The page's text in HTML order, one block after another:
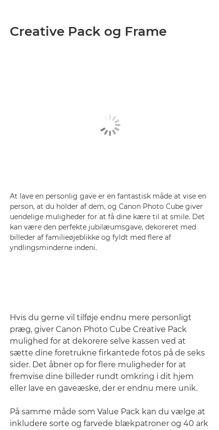
Creative Pack og Frame
At lave en personlig gave er en fantastisk måde at vise en
person, at du holder af dem, og Canon Photo Cube giver
uendelige muligheder for at få dine kære til at smile. Det
kan være den perfekte jubilæumsgave, dekoreret med
billeder af familieøjeblikke og fyldt med flere af
yndlingsminderne indeni.
Hvis du gerne vil tilføje endnu mere personligt
præg, giver Canon Photo Cube Creative Pack
mulighed for at dekorere selve kassen ved at
sætte dine foretrukne firkantede fotos på de seks
sider. Det åbner op for flere muligheder for at
fremvise dine billeder rundt omkring i dit hjem
eller lave en gaveæske, der er endnu mere unik.
På samme måde som Value Pack kan du vælge at
inkludere sorte og farvede blækpatroner og 40 ark